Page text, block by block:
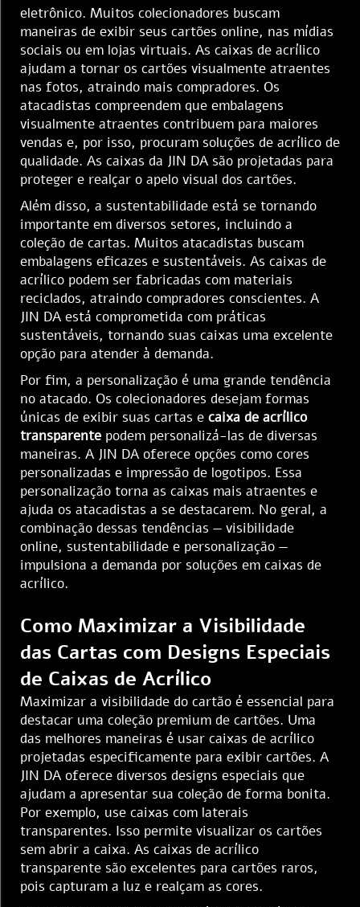
eletrônico. Muitos colecionadores buscam
maneiras de exibir seus cartões online, nas mídias
sociais ou em lojas virtuais. As caixas de acrílico
ajudam a tornar os cartões visualmente atraentes
nas fotos, atraindo mais compradores. Os
atacadistas compreendem que embalagens
visualmente atraentes contribuem para maiores
vendas e, por isso, procuram soluções de acrílico de
qualidade. As caixas da JIN DA são projetadas para
proteger e realçar o apelo visual dos cartões.
Além disso, a sustentabilidade está se tornando
importante em diversos setores, incluindo a
coleção de cartas. Muitos atacadistas buscam
embalagens eficazes e sustentáveis. As caixas de
acrílico podem ser fabricadas com materiais
reciclados, atraindo compradores conscientes. A
JIN DA está comprometida com práticas
sustentáveis, tornando suas caixas uma excelente
opção para atender à demanda.
Por fim, a personalização é uma grande tendência
no atacado. Os colecionadores desejam formas
únicas de exibir suas cartas e caixa de acrílico
transparente podem personalizá-las de diversas
maneiras. A JIN DA oferece opções como cores
personalizadas e impressão de logotipos. Essa
personalização torna as caixas mais atraentes e
ajuda os atacadistas a se destacarem. No geral, a
combinação dessas tendências — visibilidade
online, sustentabilidade e personalização —
impulsiona a demanda por soluções em caixas de
acrílico.
Como Maximizar a Visibilidade
das Cartas com Designs Especiais
de Caixas de Acrílico
Maximizar a visibilidade do cartão é essencial para
destacar uma coleção premium de cartões. Uma
das melhores maneiras é usar caixas de acrílico
projetadas especificamente para exibir cartões. A
JIN DA oferece diversos designs especiais que
ajudam a apresentar sua coleção de forma bonita.
Por exemplo, use caixas com laterais
transparentes. Isso permite visualizar os cartões
sem abrir a caixa. As caixas de acrílico
transparente são excelentes para cartões raros,
pois capturam a luz e realçam as cores.